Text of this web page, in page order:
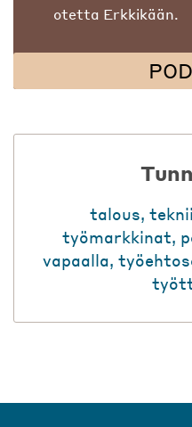
otetta Erkkikään.
talous,
työmarkkinat,
vapaalla,